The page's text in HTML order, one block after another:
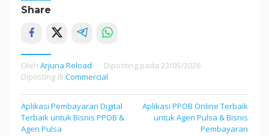
Share
Oleh Arjuna Reload Diposting pada 23/05/2026
Diposting di Commercial
Navigasi
pos
Aplikasi Pembayaran Digital
Terbaik untuk Bisnis PPOB &
Agen Pulsa
Aplikasi PPOB Online Terbaik
untuk Agen Pulsa & Bisnis
Pembayaran